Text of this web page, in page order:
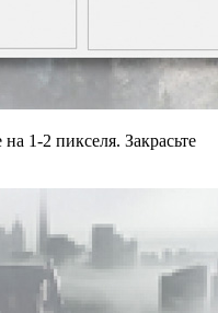
1-2 пикселя. Закрасьте